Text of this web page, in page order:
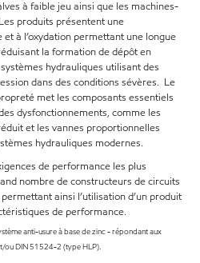
à faible jeu ainsi que les machines-
produits présentent une
à l’oxydation permettant une longue
la formation de dépôt en
hydrauliques utilisant des
dans des conditions sévères. Le
met les composants essentiels
dysfonctionnements, comme les
et les vannes proportionnelles
hydrauliques modernes.
de performance les plus
nombre de constructeurs de circuits
ainsi l’utilisation d’un produit
de performance.
anti-usure à base de zinc - répondant aux
ou DIN 51524-2 (type HLP).